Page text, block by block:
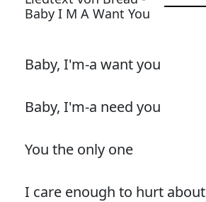
Baby I M A Want You
Baby, I'm-a want you
Baby, I'm-a need you
You the only one
I care enough to hurt about